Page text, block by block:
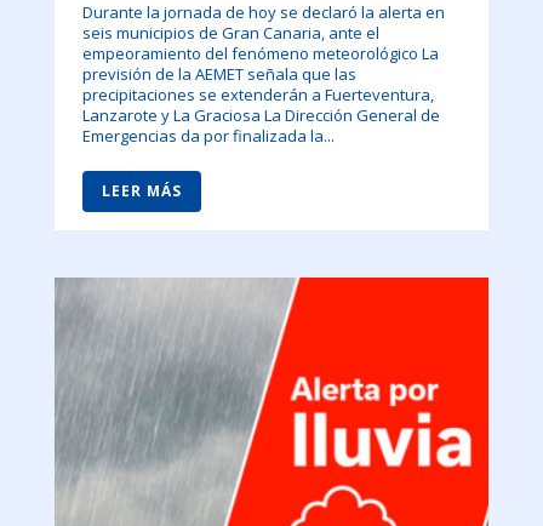
Durante la jornada de hoy se declaró la alerta en
seis municipios de Gran Canaria, ante el
empeoramiento del fenómeno meteorológico La
previsión de la AEMET señala que las
precipitaciones se extenderán a Fuerteventura,
Lanzarote y La Graciosa La Dirección General de
Emergencias da por finalizada la...
LEER MÁS